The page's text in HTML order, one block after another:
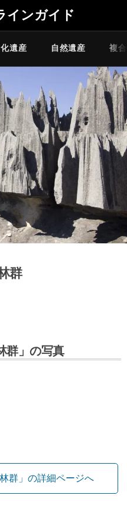
インガイド
遺産 自然遺産 複
群
群」の写真
群」の詳細ページへ